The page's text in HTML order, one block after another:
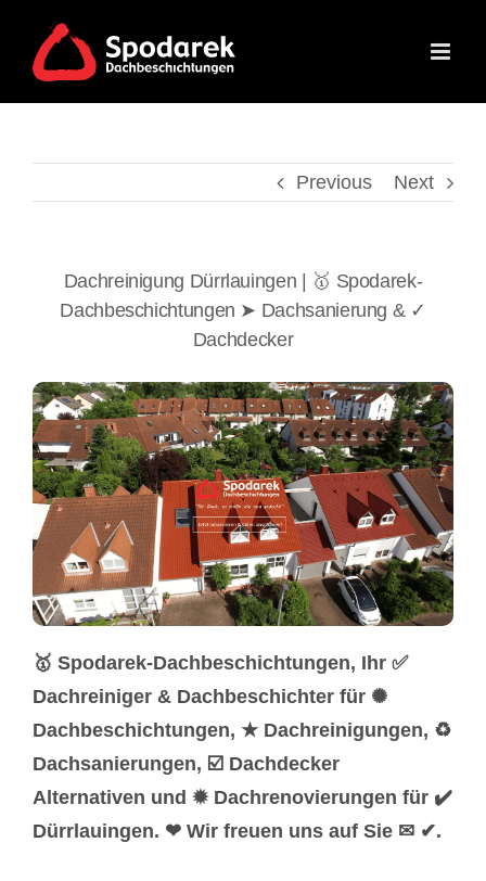
content
Previous Next
Dachreinigung Dürrlauingen | 🥇 Spodarek-
Dachbeschichtungen ➤ Dachsanierung & ✓
Dachdecker
🥇 Spodarek-Dachbeschichtungen, Ihr ✅
Dachreiniger & Dachbeschichter für ✺
Dachbeschichtungen, ★ Dachreinigungen, ♻
Dachsanierungen, ☑️ Dachdecker
Alternativen und ✹ Dachrenovierungen für ✔️
Dürrlauingen. ❤ Wir freuen uns auf Sie ✉ ✔.